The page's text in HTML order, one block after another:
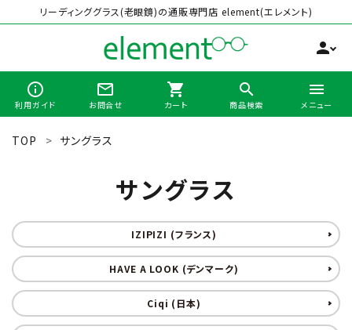
リーディンググラス(老眼鏡)の通販専門店 element(エレメント)
person
info_outline
利用ガイド
mail_outline
お問合せ
shopping_cart
カート
search
商品検索
menu
メニュー
全商品から選ぶ
TOP サングラス
サングラス
IZIPIZI (フランス)
HAVE A LOOK (デンマーク)
Ciqi (日本)